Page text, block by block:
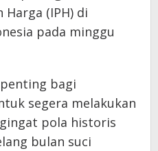
Harga (IPH) di
pada minggu
bagi
segera melakukan
pola historis
bulan suci